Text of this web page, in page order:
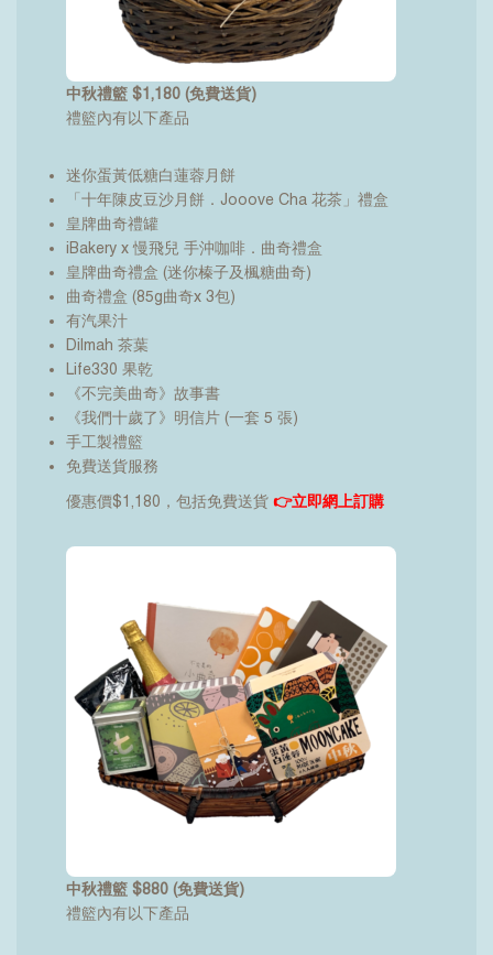
中秋禮籃 $1,180 (免費送貨)
禮籃內有以下產品
迷你蛋黃低糖白蓮蓉月餅
「十年陳皮豆沙月餅．Jooove Cha 花茶」禮盒
皇牌曲奇禮罐
iBakery x 慢飛兒 手沖咖啡．曲奇禮盒
皇牌曲奇禮盒 (迷你榛子及楓糖曲奇)
曲奇禮盒 (85g曲奇x 3包)
有汽果汁
Dilmah 茶葉
Life330 果乾
《不完美曲奇》故事書
《我們十歲了》明信片 (一套 5 張)
手工製禮籃
免費送貨服務
優惠價$1,180，包括免費送貨 👉立即網上訂購
中秋禮籃 $880 (免費送貨)
禮籃內有以下產品